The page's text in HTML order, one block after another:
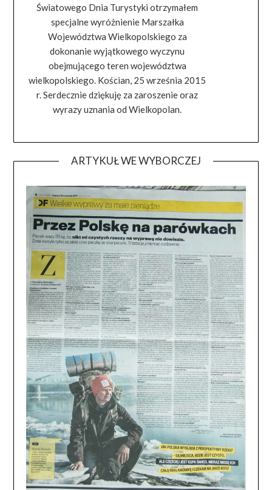
Światowego Dnia Turystyki otrzymałem
specjalne wyróżnienie Marszałka
Województwa Wielkopolskiego za
dokonanie wyjątkowego wyczynu
obejmującego teren województwa
wielkopolskiego. Kościan, 25 września 2015
r. Serdecznie dziękuję za zaroszenie oraz
wyrazy uznania od Wielkopolan.
ARTYKUŁ WE WYBORCZEJ